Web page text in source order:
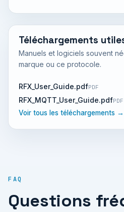
Téléchargements
Manuels et logiciels souvent
marque ou ce protocole.
RFX_User_Guide.pdfPDF
RFX_MQTT_User_Guide.pdfPDF
Voir tous les téléchargements →
FAQ
Questions